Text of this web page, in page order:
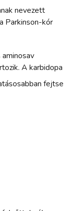
nevezett
Parkinson-kór
A karbidopa
fejtse